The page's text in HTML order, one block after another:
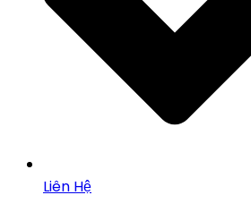
Liên Hệ